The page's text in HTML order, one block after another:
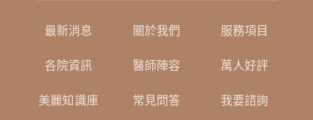
最新消息 關於我們 服務項目
各院資訊 醫師陣容 萬人好評
美麗知識庫 常見問答 我要諮詢